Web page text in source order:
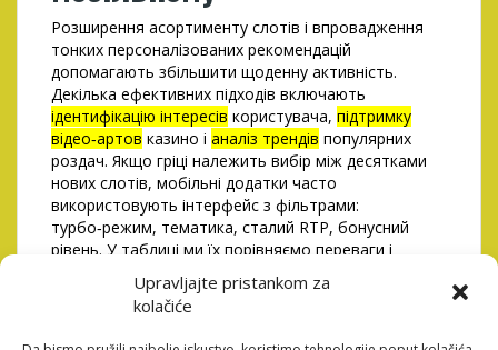
Upravljajte pristankom za
kolačiće
Розширення асортименту слотів і впровадження
тонких персоналізованих рекомендацій
допомагають збільшити щоденну активність.
Декілька ефективних підходів включають
ідентифікацію інтересів користувача, підтримку
відео‑артов казино і аналіз трендів популярних
роздач. Якщо гріці належить вибір між десятками
нових слотів, мобільні додатки часто
використовують інтерфейс з фільтрами:
турбо‑режим, тематика, сталий RTP, бонусний
рівень. У таблиці ми їх порівняємо переваги і